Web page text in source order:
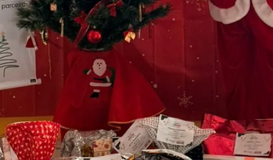
Recusar não essenciais
Aceitar todos
Salvar preferências
工业
可再生能源发电
综合物流
EBLOG
Tabela de Preços
水资源
生物多样性
绿色能源
社区行动
巴西埃尔多拉多（Eldorado Brasil）在社区
软件
诚信计划
巴西埃尔多拉多
About Ethics Line
内部控制
Hotline Channel
财务报表
资产负债表
对市场的公告
与我们共事
我们的人员
招聘信息
我想成为供应商
通信室
新闻稿
中文
PT